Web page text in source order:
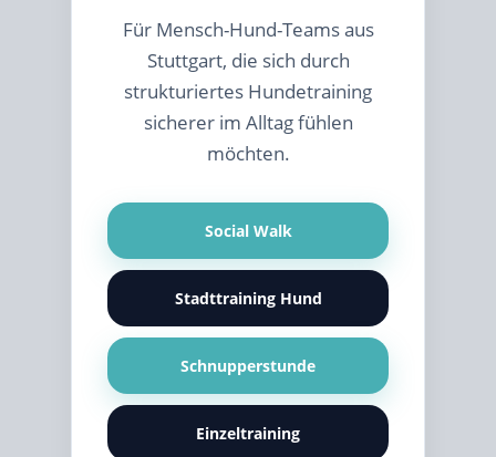
Für Mensch-Hund-Teams aus
Stuttgart, die sich durch
strukturiertes Hundetraining
sicherer im Alltag fühlen
möchten.
Social Walk
Stadttraining Hund
Schnupperstunde
Einzeltraining